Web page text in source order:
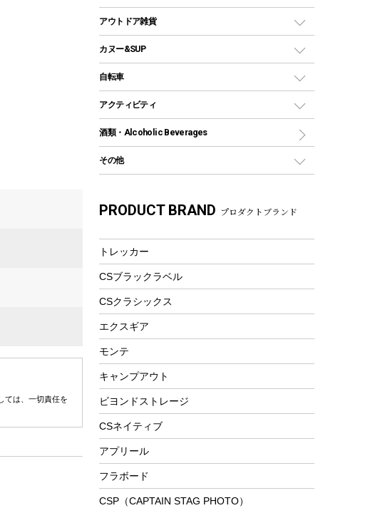
ては、一切責任を
パラソル
テントアクセサリー
ペグ
グランドシート
ガイドロープ
ツール
鉄板、アミ
焚き火台&ストーブ
火起こし
バーベキューツール
燃料・着火剤・炭
クッカーセット
シェラカップ
クッキングツール
ナイフ
カトラリー
マグカップ、カップ
フードボトル
コーヒー&ミル
トレー
ランチョンマット
ランチボックス
ピクニックセット
コップ付きタイプ
ワンタッチタイプ
プラスチックボトル
ディズニーボトル
クーラーバッグ
ウォータージャグ
保冷剤
アウトドアキャリー
アウトドア雑貨
バックパック&バッグ
リュック、バックパック
トートバッグ、サコッシュ
ショッピングキャリー
その他アウトドア雑貨
レイン
ツール、他
カヌー&SUP
インフレータブル
カヤック
パドル
ヘルメット
アクセサリー
自転車
折りたたみ自転車
スポーツサイクル
シティサイクル
自転車用アクセサリー
自転車ウェア
アクティビティ
マリン
ラッシュガード
テント
フローティングベスト
ヘルメット
エアーポンプ
ウィンター
防寒ウェア
ツール&アクセサリー
トレッキング
トレッキングステッキ
トレッキングアクセサリー
プレイグッズ
酒類・Alcoholic Beverages
その他
湯たんぽ
PRODUCT BRAND プロダクトブランド
トレッカー
CSブラックラベル
CSクラシックス
エクスギア
モンテ
キャンプアウト
ビヨンドストレージ
CSネイティブ
アプリール
フラボード
CSP（CAPTAIN STAG PHOTO）